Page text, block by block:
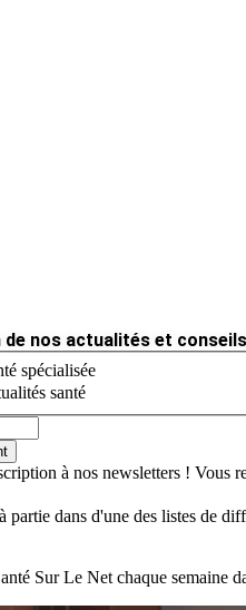
de nos actualités et
spécialisée
santé
à nos newsletters ! Vous
partie dans d'une des listes de
Sur Le Net chaque semaine